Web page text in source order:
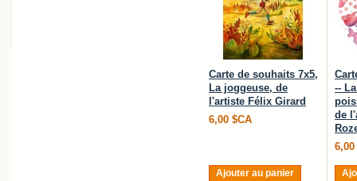
Carte de souhaits 7x5,
La joggeuse, de
l'artiste Félix Girard
6,00 $CA
Ajouter au panier
--
de
6,00